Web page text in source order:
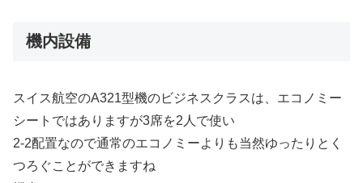
機内設備
スイス航空のA321型機のビジネスクラスは、エコノミー
シートではありますが3席を2人で使い
2-2配置なので通常のエコノミーよりも当然ゆったりとく
つろぐことができますね